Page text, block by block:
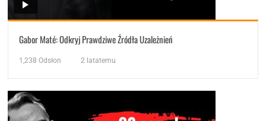
Gabor Maté: Odkryj Prawdziwe Źródła Uzależnień
1,238 Odsłon 2 latatemu